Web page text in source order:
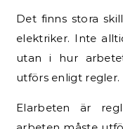
Det finns stora
elektriker. Inte
utan i hur
utförs enligt regler.
Elarbeten är